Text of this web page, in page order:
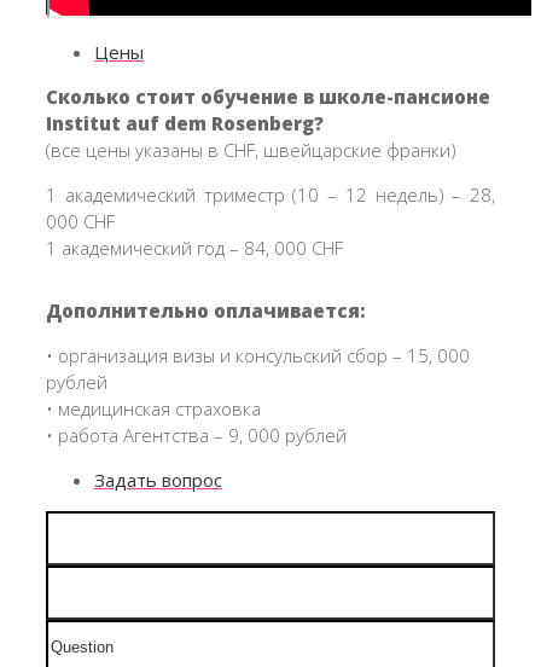
Цены
Сколько стоит обучение в школе-пансионе
Institut auf dem Rosenberg?
(все цены указаны в CHF, швейцарские франки)
1 академический триместр (10 – 12 недель) – 28,
000 CHF
1 академический год – 84, 000 CHF
Дополнительно оплачивается:
• организация визы и консульский сбор – 15, 000
рублей
• медицинская страховка
• работа Агентства – 9, 000 рублей
Задать вопрос